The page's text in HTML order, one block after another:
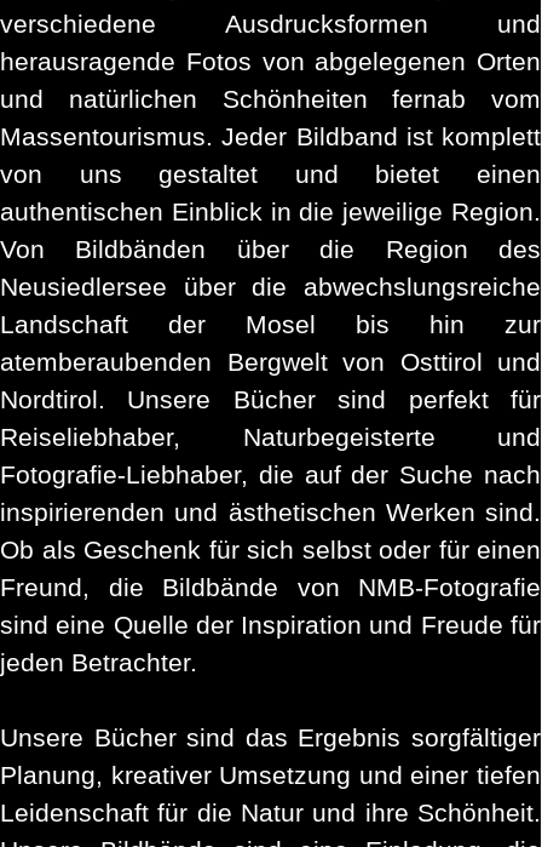
verschiedene Ausdrucksformen und
herausragende Fotos von abgelegenen Orten
und natürlichen Schönheiten fernab vom
Massentourismus. Jeder Bildband ist komplett
von uns gestaltet und bietet einen
authentischen Einblick in die jeweilige Region.
Von Bildbänden über die Region des
Neusiedlersee über die abwechslungsreiche
Landschaft der Mosel bis hin zur
atemberaubenden Bergwelt von Osttirol und
Nordtirol. Unsere Bücher sind perfekt für
Reiseliebhaber, Naturbegeisterte und
Fotografie-Liebhaber, die auf der Suche nach
inspirierenden und ästhetischen Werken sind.
Ob als Geschenk für sich selbst oder für einen
Freund, die Bildbände von NMB-Fotografie
sind eine Quelle der Inspiration und Freude für
jeden Betrachter.
Unsere Bücher sind das Ergebnis sorgfältiger
Planung, kreativer Umsetzung und einer tiefen
Leidenschaft für die Natur und ihre Schönheit.